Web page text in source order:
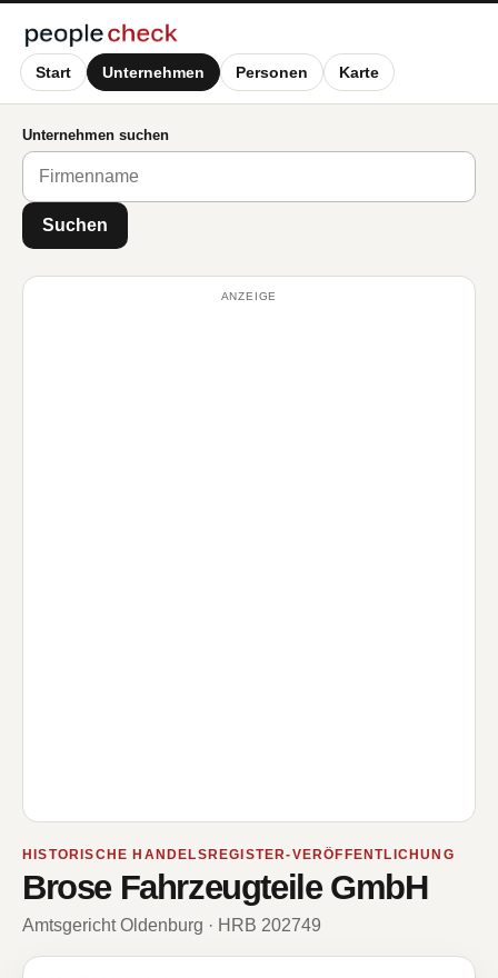
Start Unternehmen Personen Karte
Unternehmen suchen
Suchen
ANZEIGE
HISTORISCHE HANDELSREGISTER-VERÖFFENTLICHUNG
Brose Fahrzeugteile GmbH
Amtsgericht Oldenburg · HRB 202749